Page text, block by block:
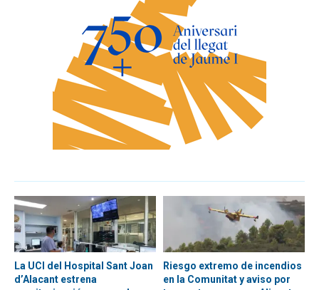
La UCI del Hospital Sant Joan
d’Alacant estrena
Riesgo extremo de incendios
en la Comunitat y aviso por